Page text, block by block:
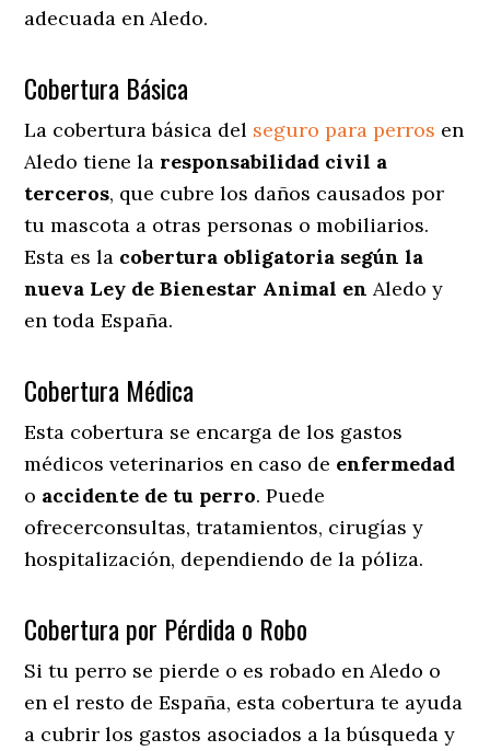
adecuada en Aledo.
Cobertura Básica
La cobertura básica del seguro para perros en
Aledo tiene la responsabilidad civil a
terceros, que cubre los daños causados por
tu mascota a otras personas o mobiliarios.
Esta es la cobertura obligatoria según la
nueva Ley de Bienestar Animal en Aledo y
en toda España.
Cobertura Médica
Esta cobertura se encarga de los gastos
médicos veterinarios en caso de enfermedad
o accidente de tu perro. Puede
ofrecerconsultas, tratamientos, cirugías y
hospitalización, dependiendo de la póliza.
Cobertura por Pérdida o Robo
Si tu perro se pierde o es robado en Aledo o
en el resto de España, esta cobertura te ayuda
a cubrir los gastos asociados a la búsqueda y